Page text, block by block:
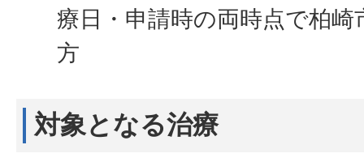
療日・申請時の両時点で柏
方
対象となる治療